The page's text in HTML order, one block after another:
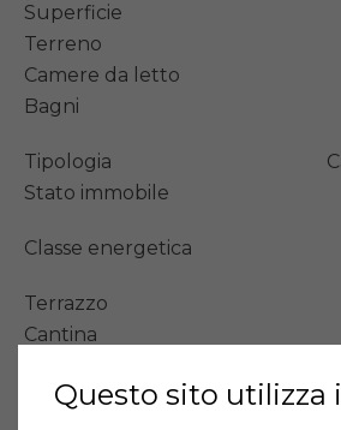
Superficie
Terreno
Camere da letto
Bagni
Tipologia
Stato immobile
Classe energetica
Terrazzo
Cantina
Questo sito utilizza